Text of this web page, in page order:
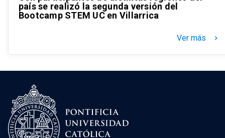
país se realizó la segunda versión del
Bootcamp STEM UC en Villarrica
Ver más keyboard_arrow_right